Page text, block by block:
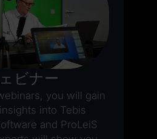
ビナー
you will gain
into Tebis
and ProLeiS